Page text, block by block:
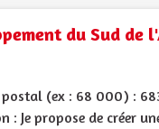
du Sud de
postal (ex : 68 000) :
: Je propose de créer